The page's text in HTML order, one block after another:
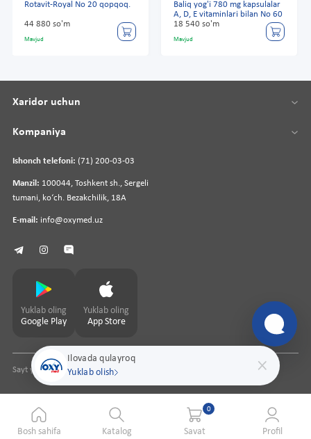
Rotavit-Royal No 20 qopqoq.
44 880 so'm
Mavjud
Baliq yog'i 780 mg kapsulalar
A, D, E vitaminlari bilan No 60
18 540 so'm
Mavjud
Ilovada qulayroq
Yuklab olish
Ishonch telefoni: (71) 200-03-03
Manzil: 100044, Toshkent sh., Sergeli
tumani, koʻch. Bezakchilik, 18A
E-mail: info@oxymed.uz
Xaridor uchun
Kompaniya
Yuklab oling
Google Play
Yuklab oling
App Store
Sayt yaratuvchipharmit.uz
Bosh sahifa Katalog
0
Savat Profil